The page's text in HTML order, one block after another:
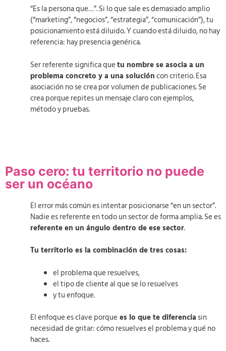
“Es la persona que…”. Si lo que sale es demasiado amplio
(“marketing”, “negocios”, “estrategia”, “comunicación”), tu
posicionamiento está diluido. Y cuando está diluido, no hay
referencia: hay presencia genérica.
Ser referente significa quetu nombre se asocia a un
problema concreto y a una solucióncon criterio. Esa
asociación no se crea por volumen de publicaciones. Se
crea porque repites un mensaje claro con ejemplos,
método y pruebas.
Paso cero: tu territorio no puede
ser un océano
El error más común es intentar posicionarse “en un sector”.
Nadie es referente en todo un sector de forma amplia. Se es
referente en un ángulo dentro de ese sector.
Tu territorio es la combinación de tres cosas:
el problema que resuelves,
el tipo de cliente al que se lo resuelves
y tu enfoque.
El enfoque es clave porque es lo que te diferencia sin
necesidad de gritar: cómo resuelves el problema y qué no
haces.